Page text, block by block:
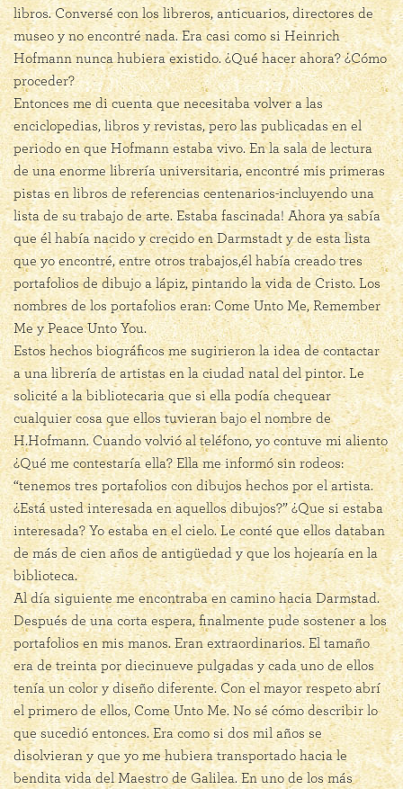
libros. Conversé con los libreros, anticuarios, directores de
museo y no encontré nada. Era casi como si Heinrich
Hofmann nunca hubiera existido. ¿Qué hacer ahora? ¿Cómo
proceder?
Entonces me di cuenta que necesitaba volver a las
enciclopedias, libros y revistas, pero las publicadas en el
periodo en que Hofmann estaba vivo. En la sala de lectura
de una enorme librería universitaria, encontré mis primeras
pistas en libros de referencias centenarios-incluyendo una
lista de su trabajo de arte. Estaba fascinada! Ahora ya sabía
que él había nacido y crecido en Darmstadt y de esta lista
que yo encontré, entre otros trabajos,él había creado tres
portafolios de dibujo a lápiz, pintando la vida de Cristo. Los
nombres de los portafolios eran: Come Unto Me, Remember
Me y Peace Unto You.
Estos hechos biográficos me sugirieron la idea de contactar
a una librería de artistas en la ciudad natal del pintor. Le
solicité a la bibliotecaria que si ella podía chequear
cualquier cosa que ellos tuvieran bajo el nombre de
H.Hofmann. Cuando volvió al teléfono, yo contuve mi aliento
¿Qué me contestaría ella? Ella me informó sin rodeos:
“tenemos tres portafolios con dibujos hechos por el artista.
¿Está usted interesada en aquellos dibujos?” ¿Que si estaba
interesada? Yo estaba en el cielo. Le conté que ellos databan
de más de cien años de antigüedad y que los hojearía en la
biblioteca.
Al día siguiente me encontraba en camino hacia Darmstad.
Después de una corta espera, finalmente pude sostener a los
portafolios en mis manos. Eran extraordinarios. El tamaño
era de treinta por diecinueve pulgadas y cada uno de ellos
tenía un color y diseño diferente. Con el mayor respeto abrí
el primero de ellos, Come Unto Me. No sé cómo describir lo
que sucedió entonces. Era como si dos mil años se
disolvieran y que yo me hubiera transportado hacia le
bendita vida del Maestro de Galilea. En uno de los más